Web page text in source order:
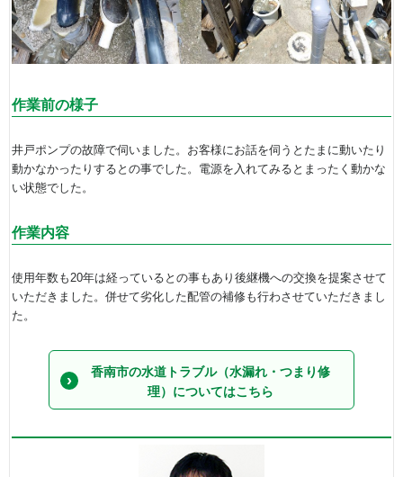
作業前の様子
井戸ポンプの故障で伺いました。お客様にお話を伺うとたまに動いたり
動かなかったりするとの事でした。電源を入れてみるとまったく動かな
い状態でした。
作業内容
使用年数も20年は経っているとの事もあり後継機への交換を提案させて
いただきました。併せて劣化した配管の補修も行わさせていただきまし
た。
香南市の水道トラブル（水漏れ・つまり修
理）についてはこちら